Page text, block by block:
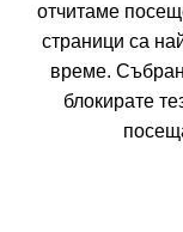
GRECOTEL
отчитаме
страници са
време.
блокирате